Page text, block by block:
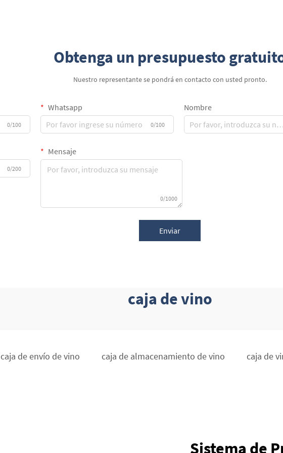
Obtenga un presupuesto
Nuestro representante se pondrá en contacto con usted pronto.
0/100
Whatsapp
0/100
Nombre
0/200
Mensaje
0/1000
Enviar
caja de vino
caja de envío de vino caja de almacenamiento de vino caja de
Sistema de